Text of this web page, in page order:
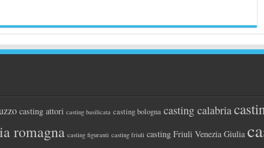
casting attori casting basilicata casting bologna casting calabria
romagna casting figuranti casting friuli casting Friuli Venezia Giulia